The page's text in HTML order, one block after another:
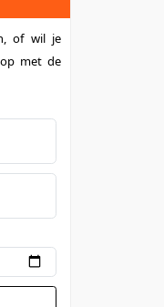
of wil je
met de